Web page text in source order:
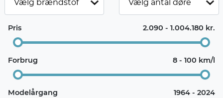
Pris 2.090 - 1.004.180 kr.
Forbrug 8 - 100 km/l
Modelårgang 1964 - 2024